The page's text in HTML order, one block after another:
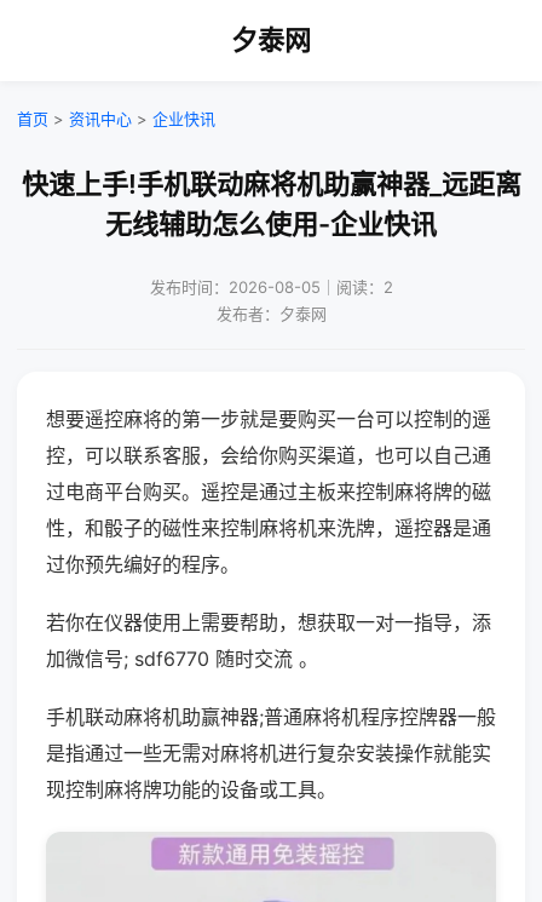
夕泰网
首页 > 资讯中心 > 企业快讯
快速上手!手机联动麻将机助赢神器_远距离
无线辅助怎么使用-企业快讯
发布时间：2026-08-05｜阅读：2
发布者：夕泰网
想要遥控麻将的第一步就是要购买一台可以控制的遥
控，可以联系客服，会给你购买渠道，也可以自己通
过电商平台购买。遥控是通过主板来控制麻将牌的磁
性，和骰子的磁性来控制麻将机来洗牌，遥控器是通
过你预先编好的程序。
若你在仪器使用上需要帮助，想获取一对一指导，添
加微信号; sdf6770 随时交流 。
手机联动麻将机助赢神器;普通麻将机程序控牌器一般
是指通过一些无需对麻将机进行复杂安装操作就能实
现控制麻将牌功能的设备或工具。